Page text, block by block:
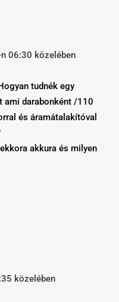
06:30 közelében
tudnék egy
ami darabonként /110
és áramátalakítóval
akkura és milyen
közelében